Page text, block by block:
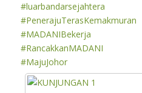
#luarbandarsejahtera
#PenerajuTerasKemakmuran
#MADANIBekerja
#RancakkanMADANI
#MajuJohor